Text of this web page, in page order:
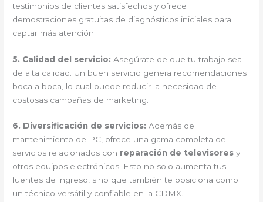
testimonios de clientes satisfechos y ofrece
demostraciones gratuitas de diagnósticos iniciales para
captar más atención.
5. Calidad del servicio: Asegúrate de que tu trabajo sea
de alta calidad. Un buen servicio genera recomendaciones
boca a boca, lo cual puede reducir la necesidad de
costosas campañas de marketing.
6. Diversificación de servicios: Además del
mantenimiento de PC, ofrece una gama completa de
servicios relacionados con reparación de televisores y
otros equipos electrónicos. Esto no solo aumenta tus
fuentes de ingreso, sino que también te posiciona como
un técnico versátil y confiable en la CDMX.